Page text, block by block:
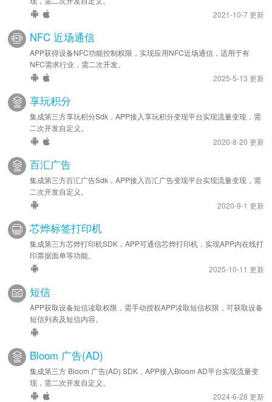
2021-10-7 更新
NFC 近场通信
APP获得设备NFC功能控制权限，实现应用NFC近场通信，适用于有
NFC需求行业，需二次开发。
2025-5-13 更新
享玩积分
集成第三方享玩积分Sdk，APP接入享玩积分变现平台实现流量变现，需
二次开发自定义。
2020-8-20 更新
百汇广告
集成第三方百汇广告Sdk，APP接入百汇广告变现平台实现流量变现，需
二次开发自定义。
2020-9-1 更新
芯烨标签打印机
集成第三方芯烨打印机SDK，APP可通信芯烨打印机，实现APP内在线打
印票据面单等功能。
2025-10-11 更新
短信
APP获取设备短信读取权限，需手动授权APP读取短信权限，可获取设备
短信列表及短信内容。
Bloom 广告(AD)
集成第三方 Bloom 广告(AD) SDK，APP接入Bloom AD平台实现流量变
现，需二次开发自定义。
2024-6-28 更新